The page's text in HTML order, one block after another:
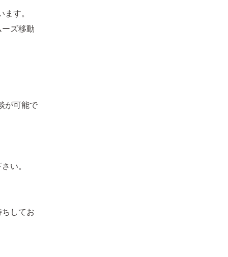
す。
ズ移動
が可能で
い。
してお